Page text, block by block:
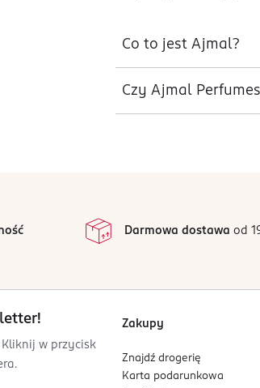
Co to jest Ajmal?
Czy Ajmal
Darmowa dostawa od
w przycisk
Zakupy
Znajdź drogerię
Karta podarunkowa